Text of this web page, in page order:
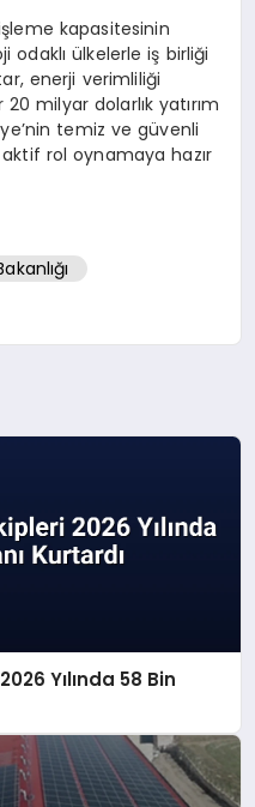
kapasitesinin
odaklı ülkelerle iş birliği
enerji verimliliği
milyar dolarlık yatırım
temiz ve güvenli
rol oynamaya hazır
Yılında 58 Bin